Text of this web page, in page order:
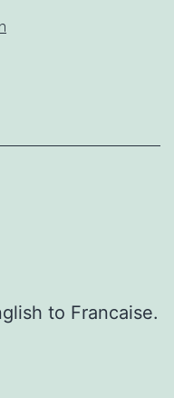
to Francaise.